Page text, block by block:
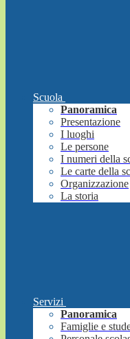
Scuola
Panoramica
Presentazione
I luoghi
Le persone
I numeri della
Le carte della
Organizzazione
La storia
Servizi
Panoramica
Famiglie e